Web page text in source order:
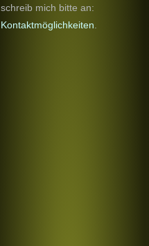
schreib mich bitte an:
Kontaktmöglichkeiten